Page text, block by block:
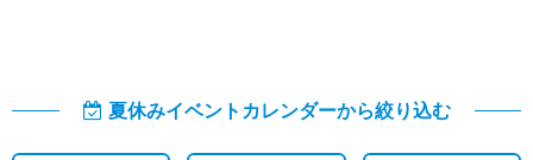
夏休みイベントカレンダーから絞り込む